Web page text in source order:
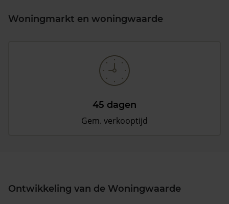
Woningmarkt en woningwaarde
45 dagen
Gem. verkooptijd
Ontwikkeling van de Woningwaarde